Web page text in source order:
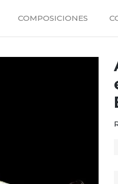
COMPOSICIONES